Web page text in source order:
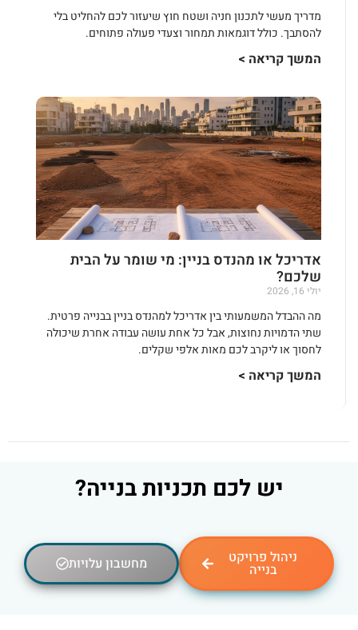
מדריך מעשי לתכנון חניה ושטח חוץ שיעזור לכם להחליט בלי
להסתבך. כולל דוגמאות תמחור וצעדי פעולה פתוחים.
המשך קריאה >
אדריכל או מהנדס בניין: מי שומר על הבית
שלכם?
יולי 16, 2026
מה ההבדל המשמעותי בין אדריכל למהנדס בניין בבנייה פרטית.
שתי הדמויות נחוצות, אבל כל אחת עושה עבודה אחרת שיכולה
לחסוך או ליקרב לכם מאות אלפי שקלים.
המשך קריאה >
יש לכם תכניות בנייה?
ניהול פרויקט
בנייה מחשבון עלויות